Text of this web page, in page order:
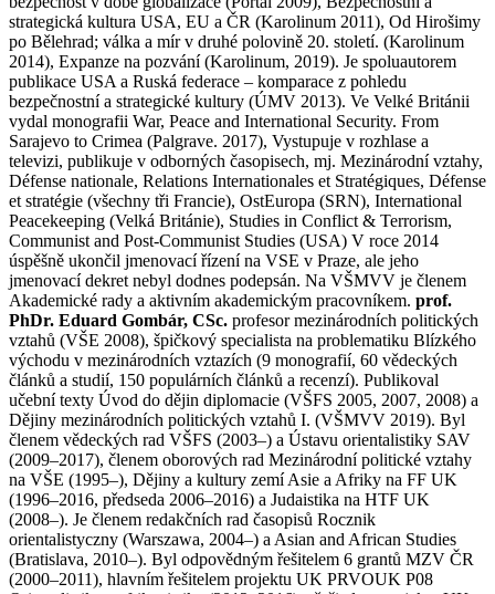
strategická kultura USA, EU a ČR (Karolinum 2011), Od Hirošimy
po Bělehrad; válka a mír v druhé polovině 20. století. (Karolinum
2014), Expanze na pozvání (Karolinum, 2019). Je spoluautorem
publikace USA a Ruská federace – komparace z pohledu
bezpečnostní a strategické kultury (ÚMV 2013). Ve Velké Británii
vydal monografii War, Peace and International Security. From
Sarajevo to Crimea (Palgrave. 2017), Vystupuje v rozhlase a
televizi, publikuje v odborných časopisech, mj. Mezinárodní vztahy,
Défense nationale, Relations Internationales et Stratégiques, Défense
et stratégie (všechny tři Francie), OstEuropa (SRN), International
Peacekeeping (Velká Británie), Studies in Conflict & Terrorism,
Communist and Post-Communist Studies (USA) V roce 2014
úspěšně ukončil jmenovací řízení na VSE v Praze, ale jeho
jmenovací dekret nebyl dodnes podepsán. Na VŠMVV je členem
Akademické rady a aktivním akademickým pracovníkem. prof.
PhDr. Eduard Gombár, CSc. profesor mezinárodních politických
vztahů (VŠE 2008), špičkový specialista na problematiku Blízkého
východu v mezinárodních vztazích (9 monografií, 60 vědeckých
článků a studií, 150 populárních článků a recenzí). Publikoval
učební texty Úvod do dějin diplomacie (VŠFS 2005, 2007, 2008) a
Dějiny mezinárodních politických vztahů I. (VŠMVV 2019). Byl
členem vědeckých rad VŠFS (2003–) a Ústavu orientalistiky SAV
(2009–2017), členem oborových rad Mezinárodní politické vztahy
na VŠE (1995–), Dějiny a kultury zemí Asie a Afriky na FF UK
(1996–2016, předseda 2006–2016) a Judaistika na HTF UK
(2008–). Je členem redakčních rad časopisů Rocznik
orientalistyczny (Warszawa, 2004–) a Asian and African Studies
(Bratislava, 2010–). Byl odpovědným řešitelem 6 grantů MZV ČR
(2000–2011), hlavním řešitelem projektu UK PRVOUK P08